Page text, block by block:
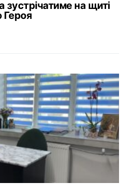
зустрічатиме на щиті
Героя